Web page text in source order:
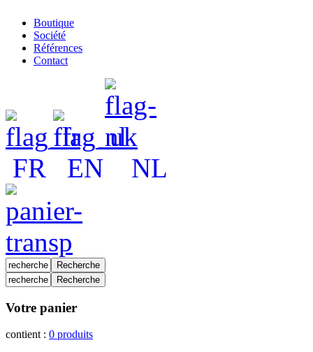
Boutique
Société
Références
Contact
FR EN NL
Votre panier
contient : 0 produits